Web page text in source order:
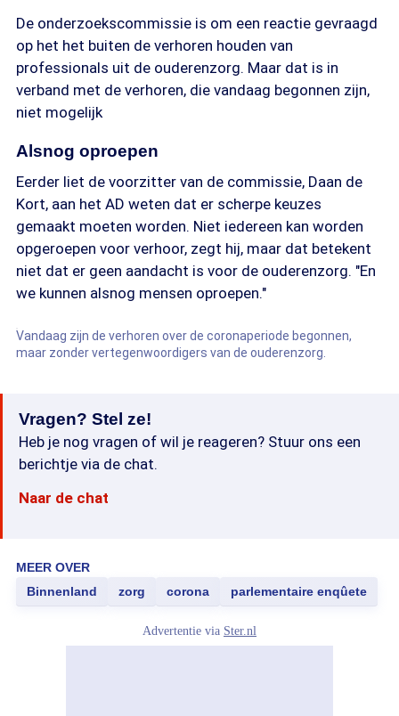
De onderzoekscommissie is om een reactie gevraagd
op het het buiten de verhoren houden van
professionals uit de ouderenzorg. Maar dat is in
verband met de verhoren, die vandaag begonnen zijn,
niet mogelijk
Alsnog oproepen
Eerder liet de voorzitter van de commissie, Daan de
Kort, aan het AD weten dat er scherpe keuzes
gemaakt moeten worden. Niet iedereen kan worden
opgeroepen voor verhoor, zegt hij, maar dat betekent
niet dat er geen aandacht is voor de ouderenzorg. "En
we kunnen alsnog mensen oproepen."
Vandaag zijn de verhoren over de coronaperiode begonnen,
maar zonder vertegenwoordigers van de ouderenzorg.
Vragen? Stel ze!
Heb je nog vragen of wil je reageren? Stuur ons een
berichtje via de chat.
Naar de chat
MEER OVER
Binnenland
zorg corona parlementaire enqûete
Advertentie via Ster.nl